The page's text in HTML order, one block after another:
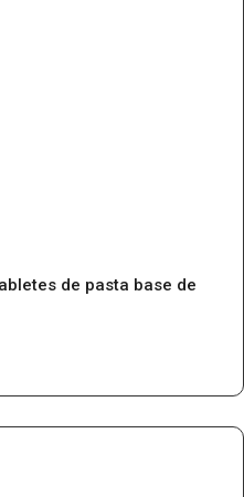
de pasta base de